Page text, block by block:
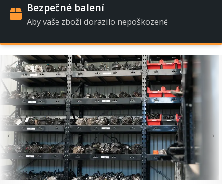
Bezpečné balení
Aby vaše zboží dorazilo nepoškozené
‹ ›